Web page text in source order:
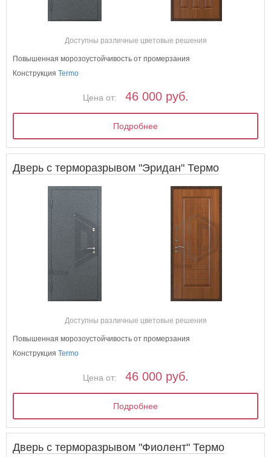
Доступны различные цветовые решения
Повышенная морозоустойчивость от промерзания
КонструкцияTermo
Цена от: 46 000 руб.
Подробнее
Дверь с терморазрывом "Эридан" Термо
Доступны различные цветовые решения
Повышенная морозоустойчивость от промерзания
КонструкцияTermo
Цена от: 46 000 руб.
Подробнее
Дверь с терморазрывом "Фиолент" Термо